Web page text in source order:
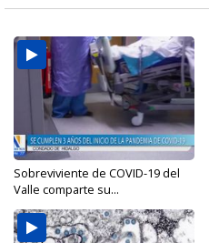
Sobreviviente de COVID-19 del
Valle comparte su...